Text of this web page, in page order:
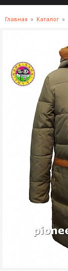
Главная » Каталог »